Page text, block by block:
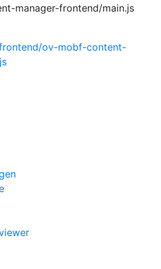
manager-frontend/main.js
ov-mobf-content-